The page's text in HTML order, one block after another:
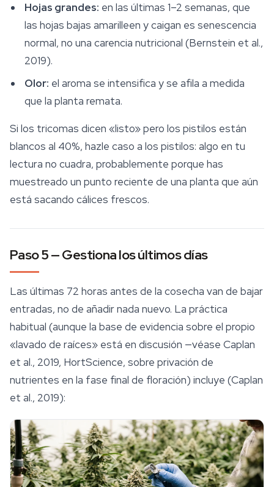
Hojas grandes: en las últimas 1–2 semanas, que
las hojas bajas amarilleen y caigan es senescencia
normal, no una carencia nutricional (Bernstein et al.,
2019).
Olor: el aroma se intensifica y se afila a medida
que la planta remata.
Si los tricomas dicen «listo» pero los pistilos están
blancos al 40%, hazle caso a los pistilos: algo en tu
lectura no cuadra, probablemente porque has
muestreado un punto reciente de una planta que aún
está sacando cálices frescos.
Paso 5 — Gestiona los últimos días
Las últimas 72 horas antes de la cosecha van de bajar
entradas, no de añadir nada nuevo. La práctica
habitual (aunque la base de evidencia sobre el propio
«lavado de raíces» está en discusión —véase Caplan
et al., 2019, HortScience, sobre privación de
nutrientes en la fase final de floración) incluye (Caplan
et al., 2019):